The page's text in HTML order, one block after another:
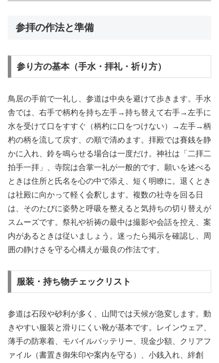
参拝の作法と準備
参り方の基本（手水・拝礼・祈り方）
鳥居の手前で一礼し、参道は中央を避けて歩きます。手水
舎では、右手で柄杓を持ち左手→持ち替えて右手→左手に
水を受けて口をすすぐ（柄杓に口をつけない）→左手→柄
杓の柄を流して戻す、の順で清めます。拝殿では賽銭を静
かに入れ、鈴を鳴らせる場合は一度だけ。神社は「二拝二
拍手一拝」、寺院は合掌一礼が一般的です。願いを述べる
ときは住所と氏名を心の中で添え、短く明瞭に。退くとき
は社殿に向かって軽く会釈します。複数の社寺を回る日
は、そのたびに姿勢と呼吸を整えると気持ちの切り替えが
スムーズです。祭礼や祈祷の最中は撮影や会話を控え、案
内があるときは従いましょう。迷ったら掲示を確認し、周
囲の静けさを守る心構えが最良の作法です。
服装・持ち物チェックリスト
参道は石段や砂利が多く、山間では天候が急変します。動
きやすい服装と滑りにくい靴が基本です。レインウェア、
薄手の防寒着、モバイルバッテリー、現金少額、クリアフ
ァイル（書置き御朱印や案内を守る）、小銭入れ、絆創